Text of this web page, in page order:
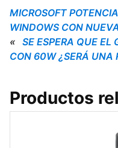
MICROSOFT
WINDOWS CON
« SE ESPERA QUE
CON 60W ¿SERÁ UNA
Productos